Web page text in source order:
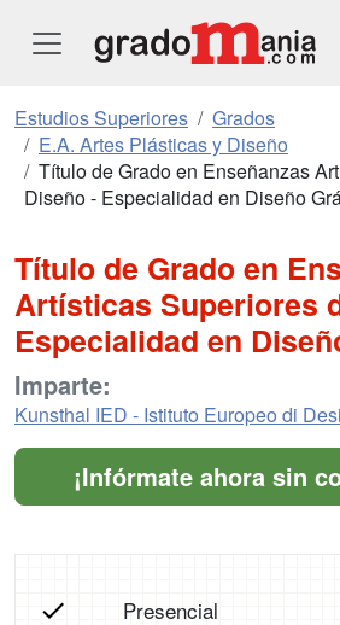
Estudios Superiores
Grados
E.A. Artes Plásticas y Diseño
Título de Grado en Enseñanzas
Diseño - Especialidad en Diseño
Título de Grado en
Artísticas Superiores
Especialidad en
Imparte:
Kunsthal IED - Istituto Europeo di
¡Infórmate ahora sin
Presencial